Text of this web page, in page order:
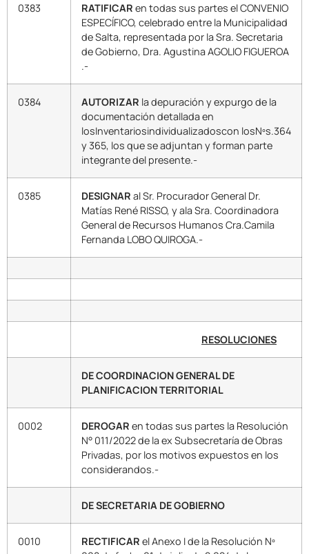
0383 RATIFICAR en todas sus partes el CONVENIO
ESPECÍFICO, celebrado entre la Municipalidad
de Salta, representada por la Sra. Secretaria
de Gobierno, Dra. Agustina AGOLIO FIGUEROA
.-
0384 AUTORIZAR la depuración y expurgo de la
documentación detallada en
losInventariosindividualizadoscon losNºs.364
y 365, los que se adjuntan y forman parte
integrante del presente.-
0385 DESIGNAR al Sr. Procurador General Dr.
Matías René RISSO, y ala Sra. Coordinadora
General de Recursos Humanos Cra.Camila
Fernanda LOBO QUIROGA.-
RESOLUCIONES
DE COORDINACION GENERAL DE
PLANIFICACION TERRITORIAL
0002 DEROGAR en todas sus partes la Resolución
N° 011/2022 de la ex Subsecretaría de Obras
Privadas, por los motivos expuestos en los
considerandos.-
DE SECRETARIA DE GOBIERNO
0010 RECTIFICAR el Anexo I de la Resolución Nº